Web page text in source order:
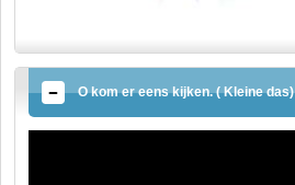
O kom er eens kijken. ( Kleine das)